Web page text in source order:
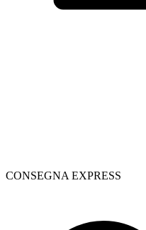
CONSEGNA EXPRESS